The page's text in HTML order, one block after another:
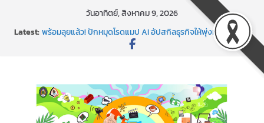
วันอาทิตย์, สิงหาคม 9, 2026
Latest:พร้อมลุยแล้ว! ปักหมุดโรดแมป AI อัปสกิลธุรกิจให้พุ่งทะยาน
พาธุรกิจท้องถิ่นสู่ตลาดโลก ด้วยเทคโนโลยี AI!
นอกจากเทคโนโลยีจะล้ำ หัวใจคนทำธุรกิจก็ต้องสตรอง!